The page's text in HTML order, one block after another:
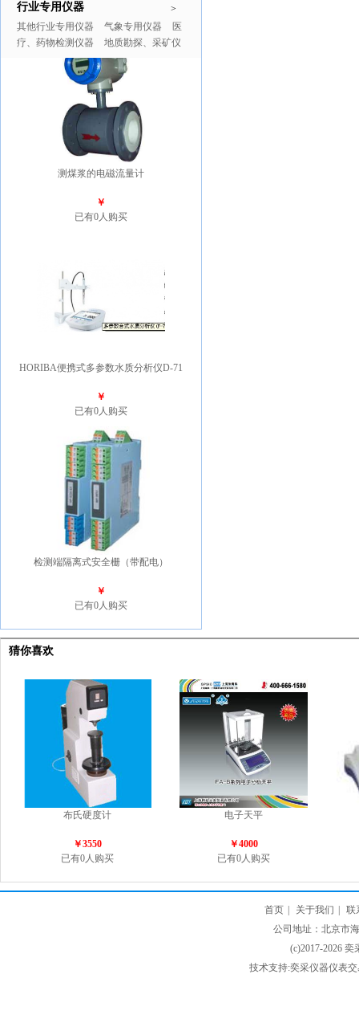
>
行业专用仪器
其他行业专用仪器 气象专用仪器
医
疗、药物检测仪器
地质勘探、采矿仪
推广商品 更多>>
测煤浆的电磁流量计
￥
已有0人购买
HORIBA便携式多参数水质分析仪D-71
￥
已有0人购买
检测端隔离式安全栅（带配电）
￥
已有0人购买
猜你喜欢
布氏硬度计
￥3550
已有0人购买
电子天平
￥4000
已有0人购买
首页 关于我们
联
公司地址：北京市
(c)2017-2026
技术支持:奕采仪器仪表